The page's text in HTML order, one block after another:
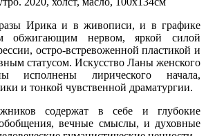
Ирика и в живописи, и в графике
обжигающим нервом, яркой силой
остро-встревоженной пластикой и
статусом. Искусство Ланы женского
исполнены лирического начала,
и тонкой чувственной драматургии.
содержат в себе и глубокие
обобщения, вечные смыслы, и духовные